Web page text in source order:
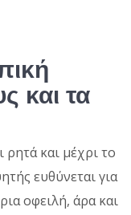
και τα
και μέχρι το
ευθύνεται για
οφειλή, άρα και